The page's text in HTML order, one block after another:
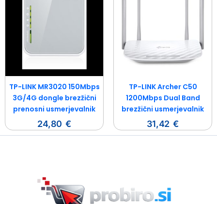
TP-LINK MR3020 150Mbps
3G/4G dongle brezžični
prenosni usmerjevalnik
24,80 €
TP-LINK Archer C50
1200Mbps Dual Band
brezžični usmerjevalnik
31,42 €